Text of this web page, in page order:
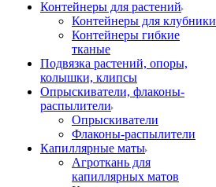
Контейнеры для растений
Контейнеры для клубники
Контейнеры гибкие
тканые
Подвязка растений, опоры,
колышки, клипсы
Опрыскиватели, флаконы-
распылители
Опрыскиватели
Флаконы-распылители
Капиллярные маты
Агроткань для
капиллярных матов